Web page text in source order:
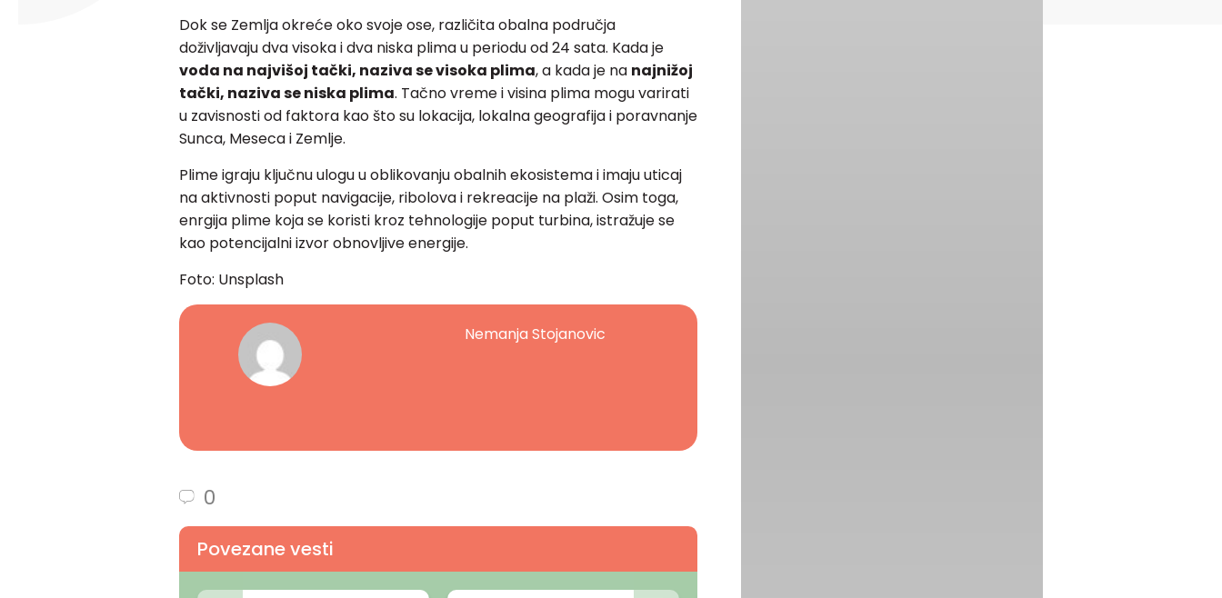
Dok se Zemlja okreće oko svoje ose, različita obalna područja
doživljavaju dva visoka i dva niska plima u periodu od 24 sata. Kada je
voda na najvišoj tački, naziva se visoka plima, a kada je na najnižoj
tački, naziva se niska plima. Tačno vreme i visina plima mogu varirati
u zavisnosti od faktora kao što su lokacija, lokalna geografija i poravnanje
Sunca, Meseca i Zemlje.
Plime igraju ključnu ulogu u oblikovanju obalnih ekosistema i imaju uticaj
na aktivnosti poput navigacije, ribolova i rekreacije na plaži. Osim toga,
enrgija plime koja se koristi kroz tehnologije poput turbina, istražuje se
kao potencijalni izvor obnovljive energije.
Foto: Unsplash
Nemanja Stojanovic
0
Povezane vesti